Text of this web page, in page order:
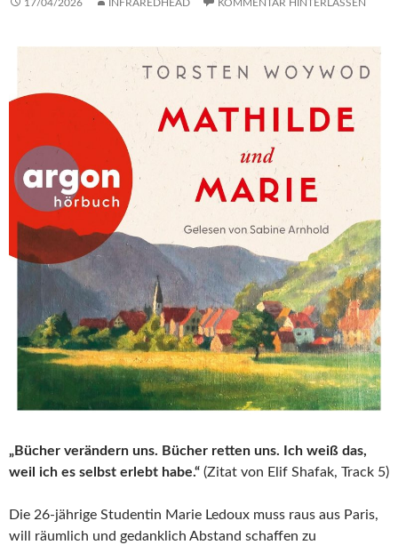
17/04/2026 INFRAREDHEAD KOMMENTAR HINTERLASSEN
„Bücher verändern uns. Bücher retten uns. Ich weiß das,
weil ich es selbst erlebt habe.“ (Zitat von Elif Shafak, Track 5)
Die 26-jährige Studentin Marie Ledoux muss raus aus Paris,
will räumlich und gedanklich Abstand schaffen zu